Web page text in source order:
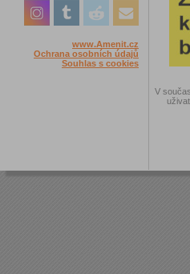
www.Amenit.cz
Ochrana osobních údajů
Souhlas s cookies
V